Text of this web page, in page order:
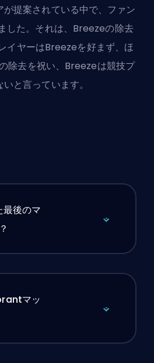
提案されている中で、ファン
した。それは、Breezeの除去
イヤーはBreezeを好まず、ほ
除去を祝い、Breezeは競技プ
と言っています。
後のマ
マッ